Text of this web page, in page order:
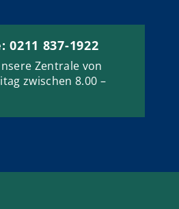
837-1922
Zentrale von
zwischen 8.00 –